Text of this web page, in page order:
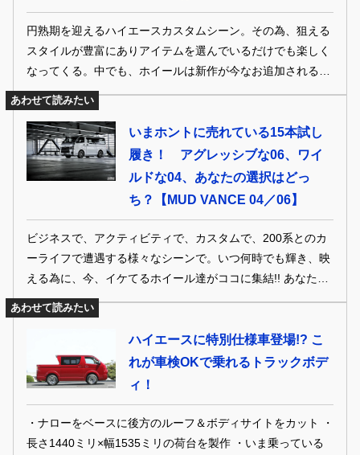
円熟期を迎えるハイエースカスタムシーン。その為、狙える
スタイルが豊富にありアイテムを選んでいるだけでも楽しく
なってくる。中でも、ホイールは新作が今なお追加される人
気パーツ。そんなキニナル新作から、鉄板の1本までをご紹
介します！ 第13弾は、WEDS ADVENTURE MUD VANCE
07。
あわせて読みたい
いまホントに売れている15本試し
履き！ アグレッシブな06、ワイ
ルドな04、あなたの選択はどっ
ち？【MUD VANCE 04／06】
ビジネスで、アクティビティで、カスタムで、200系とのカ
ーライフで遭遇する様々なシーンで。いつ何時でも輝き、映
える為に、今、イケてるホイール達がココに集結!! あなたの
ハイエースが見違える、そんな至高の1本との出会いをどう
ぞ。
あわせて読みたい
ハイエースに特別仕様車登場!? こ
れが車検OKで乗れるトラックボデ
ィ！
・ナローをベースに後方のルーフ＆ボディサイトをカット ・
長さ1440ミリ×幅1535ミリの荷台を製作 ・いま乗っている